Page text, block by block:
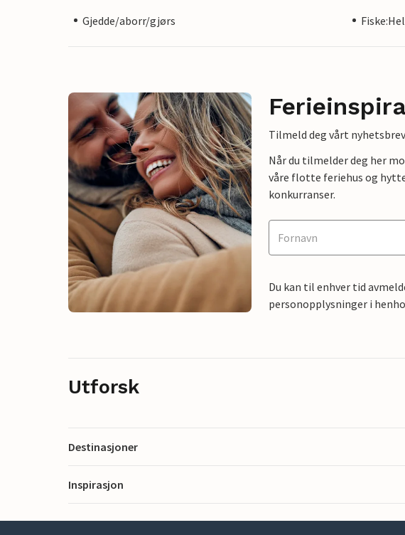
Gjedde/aborr/gjørs
Tilmeld deg vårt
Når du tilmelder deg her
våre flotte feriehus og
konkurranser.
Du kan til enhver tid
personopplysninger i
Utforsk
Destinasjoner
Inspirasjon